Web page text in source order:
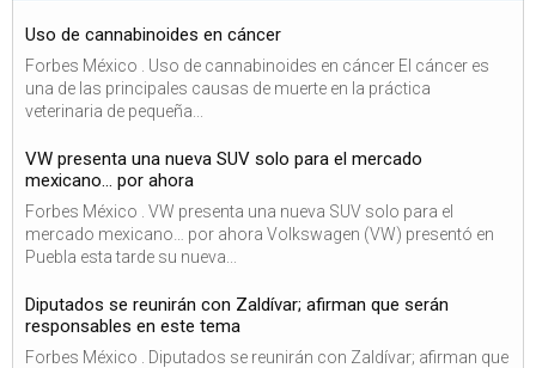
Uso de cannabinoides en cáncer
Forbes México . Uso de cannabinoides en cáncer El cáncer es
una de las principales causas de muerte en la práctica
veterinaria de pequeña...
VW presenta una nueva SUV solo para el mercado
mexicano… por ahora
Forbes México . VW presenta una nueva SUV solo para el
mercado mexicano… por ahora Volkswagen (VW) presentó en
Puebla esta tarde su nueva...
Diputados se reunirán con Zaldívar; afirman que serán
responsables en este tema
Forbes México . Diputados se reunirán con Zaldívar; afirman que